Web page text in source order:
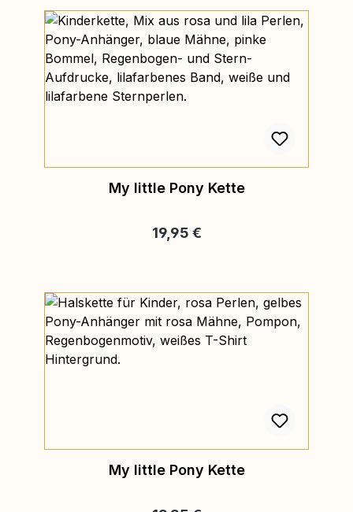
My little Pony Kette
Regulärer Preis:
19,95 €
My little Pony Kette